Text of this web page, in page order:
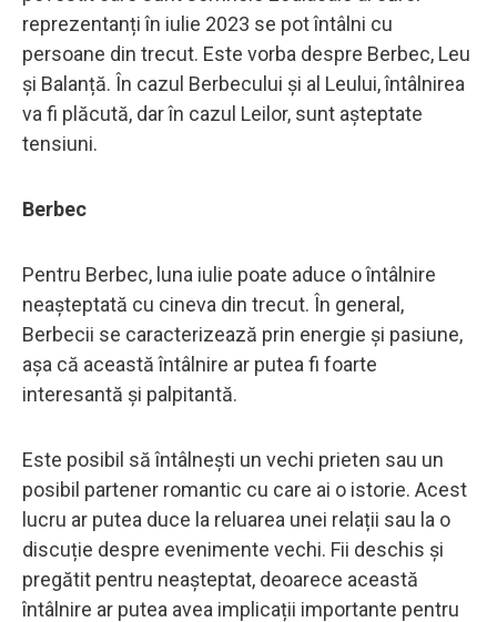
reprezentanți în iulie 2023 se pot întâlni cu
persoane din trecut. Este vorba despre Berbec, Leu
și Balanță. În cazul Berbecului și al Leului, întâlnirea
va fi plăcută, dar în cazul Leilor, sunt așteptate
tensiuni.
Berbec
Pentru Berbec, luna iulie poate aduce o întâlnire
neașteptată cu cineva din trecut. În general,
Berbecii se caracterizează prin energie și pasiune,
așa că această întâlnire ar putea fi foarte
interesantă și palpitantă.
Este posibil să întâlnești un vechi prieten sau un
posibil partener romantic cu care ai o istorie. Acest
lucru ar putea duce la reluarea unei relații sau la o
discuție despre evenimente vechi. Fii deschis și
pregătit pentru neașteptat, deoarece această
întâlnire ar putea avea implicații importante pentru